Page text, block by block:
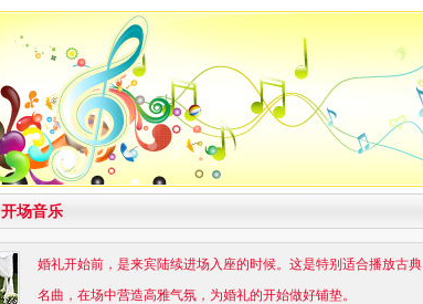
开场音乐
婚礼开始前，是来宾陆续进场入座的时候。这是特别适合播放古典
名曲，在场中营造高雅气氛，为婚礼的开始做好铺垫。